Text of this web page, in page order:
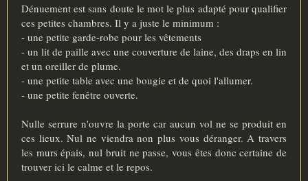
Dénuement est sans doute le mot le plus adapté pour qualifier
ces petites chambres. Il y a juste le minimum :
- une petite garde-robe pour les vêtements
- un lit de paille avec une couverture de laine, des draps en lin
et un oreiller de plume.
- une petite table avec une bougie et de quoi l'allumer.
- une petite fenêtre ouverte.
Nulle serrure n'ouvre la porte car aucun vol ne se produit en
ces lieux. Nul ne viendra non plus vous déranger. A travers
les murs épais, nul bruit ne passe, vous êtes donc certaine de
trouver ici le calme et le repos.